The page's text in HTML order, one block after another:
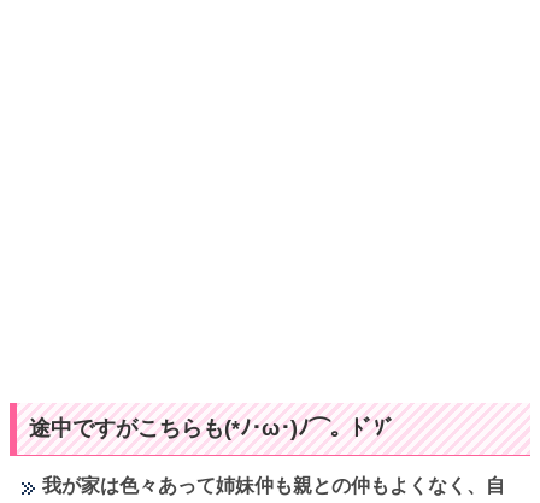
途中ですがこちらも(*ﾉ･ω･)ﾉ⌒。ﾄﾞｿﾞ
我が家は色々あって姉妹仲も親との仲もよくなく、自